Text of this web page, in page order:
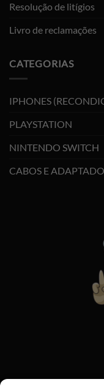
Resolução de litígios
Livro de reclamações
CATEGORIAS
IPHONES
PLAYSTATION
NINTENDO SWITCH
CABOS E